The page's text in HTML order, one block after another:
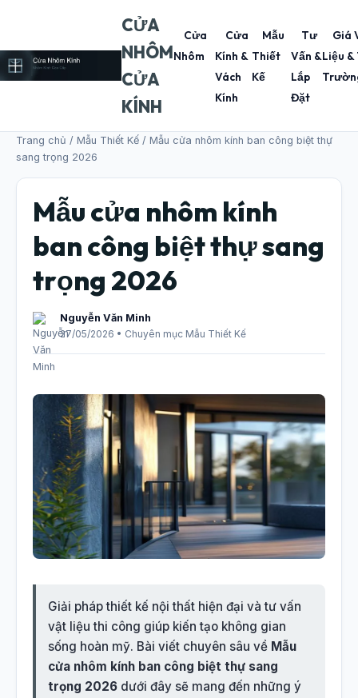
CỬA
NHÔM
CỬA
KÍNH
Cửa
Nhôm
Cửa
Kính &
Vách
Kính
Mẫu
Thiết
Kế
Tư
Vấn &
Lắp
Đặt
Giá
Liệu &
Trang chủ / Mẫu Thiết Kế / Mẫu cửa nhôm kính ban công biệt thự
sang trọng 2026
Mẫu cửa nhôm kính
ban công biệt thự sang
trọng 2026
Nguyễn Văn Minh
27/05/2026 • Chuyên mục Mẫu Thiết Kế
Giải pháp thiết kế nội thất hiện đại và tư vấn
vật liệu thi công giúp kiến tạo không gian
sống hoàn mỹ. Bài viết chuyên sâu về Mẫu
cửa nhôm kính ban công biệt thự sang
trọng 2026 dưới đây sẽ mang đến những ý